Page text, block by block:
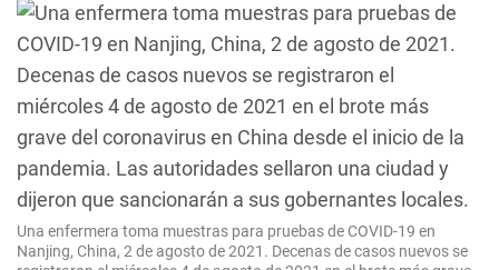
Una enfermera toma muestras para pruebas de COVID-19 en
Nanjing, China, 2 de agosto de 2021. Decenas de casos nuevos se